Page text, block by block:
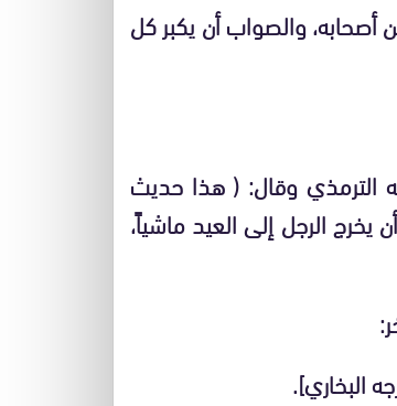
أصحابه، والصواب أن يكبر كل
الترمذي وقال: ( هذا حديث
الرجل إلى العيد ماشياً،
البخاري].